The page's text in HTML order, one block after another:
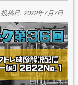
投稿日: 2022年7月7日